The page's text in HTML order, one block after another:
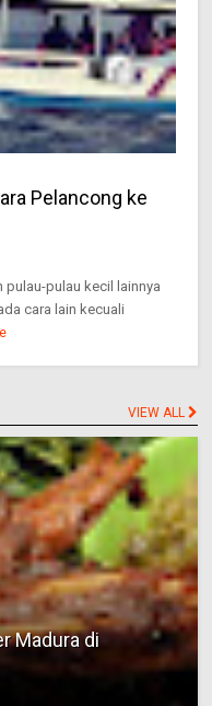
Pelancong ke
pulau-pulau kecil lainnya
cara lain kecuali
VIEW ALL
Madura di